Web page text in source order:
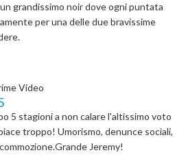
grandissimo noir dove ogni puntata
per una delle due bravissime
Video
5 stagioni a non calare l'altissimo voto
troppo! Umorismo, denunce sociali,
Jeremy!